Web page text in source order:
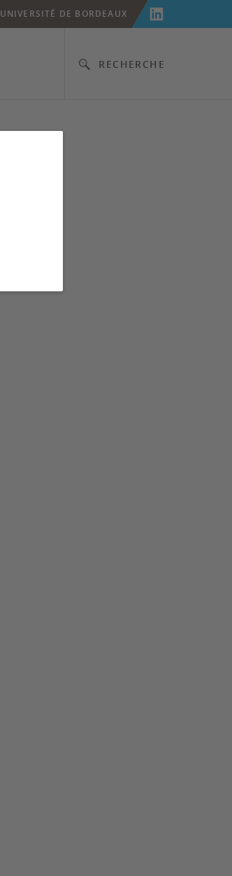
RECHERCHE
UNIVERSITÉ DE BORDEAUX